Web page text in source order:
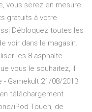
vous serez en mesure
gratuits à votre
Débloquez toutes les
voir dans le magasin.
les 8 asphalte
vous le souhaitez, il
Gamekult 21/08/2013 ·
téléchargement
iPod Touch, de